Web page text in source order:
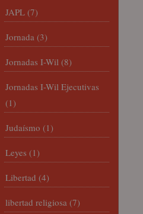
JAPL (7)
Jornada (3)
Jornadas I-Wil (8)
Jornadas I-Wil Ejecutivas
(1)
Judaísmo (1)
Leyes (1)
Libertad (4)
libertad religiosa (7)